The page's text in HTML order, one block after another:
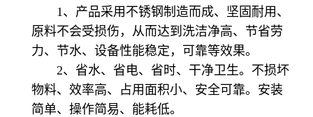
1、产品采用不锈钢制造而成、坚固耐用、
原料不会受损伤，从而达到洗洁净高、节省劳
力、节水、设备性能稳定，可靠等效果。
2、省水、省电、省时、干净卫生。不损坏
物料、效率高、占用面积小、安全可靠。安装
简单、操作简易、能耗低。